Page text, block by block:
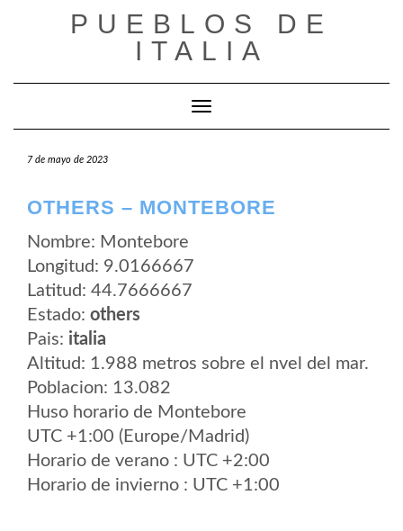
PUEBLOS DE
ITALIA
Cambiar modo de navegación
7 de mayo de 2023
OTHERS – MONTEBORE
Nombre: Montebore
Longitud: 9.0166667
Latitud: 44.7666667
Estado: others
Pais: italia
Altitud: 1.988 metros sobre el nvel del mar.
Poblacion: 13.082
Huso horario de Montebore
UTC +1:00 (Europe/Madrid)
Horario de verano : UTC +2:00
Horario de invierno : UTC +1:00